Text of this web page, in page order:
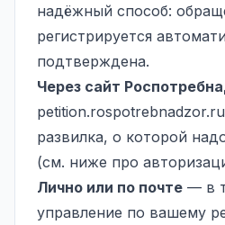
надёжный способ:
регистрируется
подтверждена.
Через сайт
развилка, о которой
(см. ниже про
Лично или по почте — в
управление по вашему